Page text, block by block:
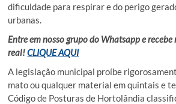
dificuldade para respirar e do perigo
urbanas.
Entre em nosso grupo do Whatsapp e
real!CLIQUE AQUI
A legislação municipal proíbe
mato ou qualquer material em quintais e
Código de Posturas de Hortolândia